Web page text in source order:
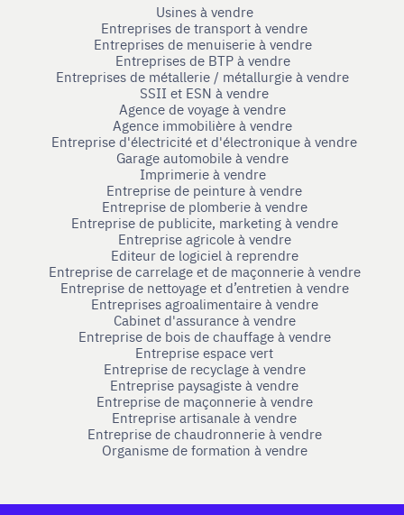
Usines à vendre
Entreprises de transport à vendre
Entreprises de menuiserie à vendre
Entreprises de BTP à vendre
Entreprises de métallerie / métallurgie à vendre
SSII et ESN à vendre
Agence de voyage à vendre
Agence immobilière à vendre
Entreprise d'électricité et d'électronique à vendre
Garage automobile à vendre
Imprimerie à vendre
Entreprise de peinture à vendre
Entreprise de plomberie à vendre
Entreprise de publicite, marketing à vendre
Entreprise agricole à vendre
Editeur de logiciel à reprendre
Entreprise de carrelage et de maçonnerie à vendre
Entreprise de nettoyage et d’entretien à vendre
Entreprises agroalimentaire à vendre
Cabinet d'assurance à vendre
Entreprise de bois de chauffage à vendre
Entreprise espace vert
Entreprise de recyclage à vendre
Entreprise paysagiste à vendre
Entreprise de maçonnerie à vendre
Entreprise artisanale à vendre
Entreprise de chaudronnerie à vendre
Organisme de formation à vendre